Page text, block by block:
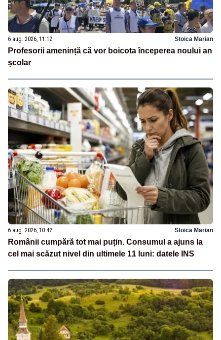
6 aug. 2026, 11:12 Stoica Marian
Profesorii amenință că vor boicota începerea noului an
școlar
6 aug. 2026, 10:42 Stoica Marian
Românii cumpără tot mai puțin. Consumul a ajuns la
cel mai scăzut nivel din ultimele 11 luni: datele INS